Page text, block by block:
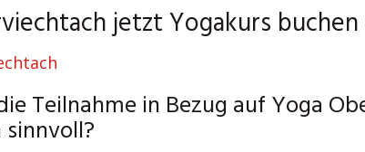
jetzt Yogakurs
Teilnahme in Bezug auf Yoga